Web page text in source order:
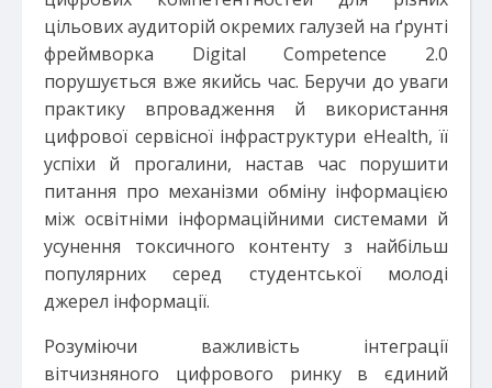
цільових аудиторій окремих галузей на ґрунті
фреймворка Digital Competence 2.0
порушується вже якийсь час. Беручи до уваги
практику впровадження й використання
цифрової сервісної інфраструктури eHealth, її
успіхи й прогалини, настав час порушити
питання про механізми обміну інформацією
між освітніми інформаційними системами й
усунення токсичного контенту з найбільш
популярних серед студентської молоді
джерел інформації.
Розуміючи важливість інтеграції
вітчизняного цифрового ринку в єдиний